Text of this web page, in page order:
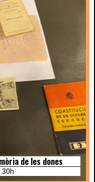
de les dones